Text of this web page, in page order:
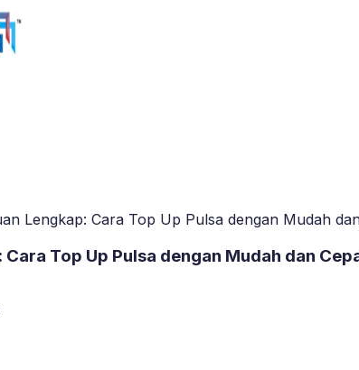
Lengkap: Cara Top Up Pulsa dengan Mudah
Top Up Pulsa dengan Mudah dan